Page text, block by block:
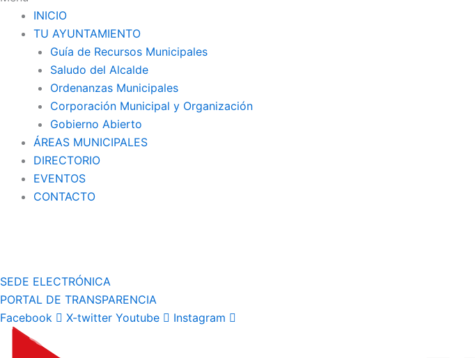
INICIO
TU AYUNTAMIENTO
Guía de Recursos Municipales
Saludo del Alcalde
Ordenanzas Municipales
Corporación Municipal y Organización
Gobierno Abierto
ÁREAS MUNICIPALES
DIRECTORIO
EVENTOS
CONTACTO
SEDE ELECTRÓNICA
PORTAL DE TRANSPARENCIA
Facebook
X-twitter Youtube Instagram